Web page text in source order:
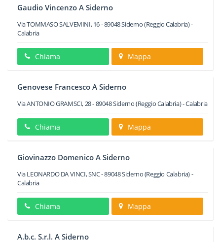
Gaudio Vincenzo A Siderno
Via TOMMASO SALVEMINI, 16-89048Siderno(Reggio Calabria) -
Calabria
Chiama Mappa
Genovese Francesco A Siderno
Via ANTONIO GRAMSCI, 28-89048Siderno(Reggio Calabria) -Calabria
Chiama Mappa
Giovinazzo Domenico A Siderno
Via LEONARDO DA VINCI, SNC-89048Siderno(Reggio Calabria) -
Calabria
Chiama Mappa
A.b.c. S.r.l. A Siderno